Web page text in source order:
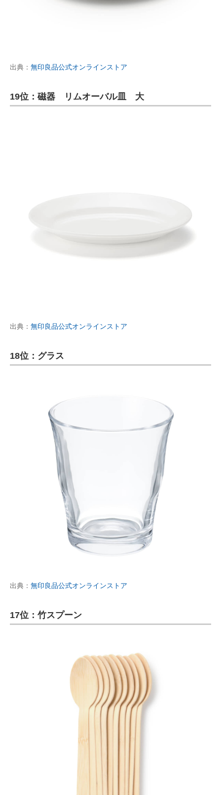
出典： 無印良品公式オンラインストア
19位：磁器 リムオーバル皿 大
出典： 無印良品公式オンラインストア
18位：グラス
出典： 無印良品公式オンラインストア
17位：竹スプーン